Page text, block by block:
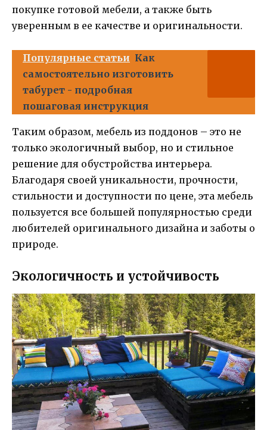
покупке готовой мебели, а также быть
уверенным в ее качестве и оригинальности.
Популярные статьи Как
самостоятельно изготовить
табурет - подробная
пошаговая инструкция
Таким образом, мебель из поддонов – это не
только экологичный выбор, но и стильное
решение для обустройства интерьера.
Благодаря своей уникальности, прочности,
стильности и доступности по цене, эта мебель
пользуется все большей популярностью среди
любителей оригинального дизайна и заботы о
природе.
Экологичность и устойчивость